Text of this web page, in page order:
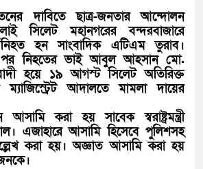
দাবিতে ছাত্র-জনতার আন্দোলন
সিলেট মহানগরের বন্দরবাজারে
হন সাংবাদিক এটিএম তুরাব।
নিহতের ভাই আবুল আহসান মো.
হয়ে ১৯ আগস্ট সিলেট অতিরিক্ত
ম্যাজিস্ট্রেট আদালতে মামলা দায়ের
করা হয় সাবেক স্বরাষ্ট্রমন্ত্রী
এজাহারে আসামি হিসেবে পুলিশসহ
করা হয়। অজ্ঞাত আসামি করা হয়